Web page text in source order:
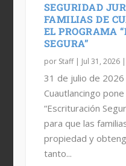
SEGURIDAD
FAMILIAS DE
EL PROGRAMA
SEGURA”
por Staff| Jul 31, 2026|
31 de julio de 2026
Cuautlancingo
“Escrituración
para que las
propiedad y
tanto...